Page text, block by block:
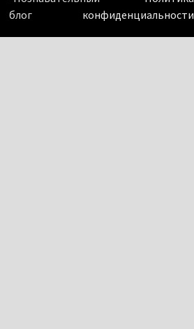
блог
конфиденциальности